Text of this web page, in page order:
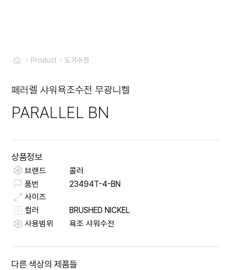
Product 도기수전
페러렐 샤워욕조수전 무광니켈
PARALLEL BN
상품정보
브랜드
콜러
품번
23494T-4-BN
사이즈
컬러
BRUSHED NICKEL
사용범위
욕조 샤워수전
다른 색상의 제품들